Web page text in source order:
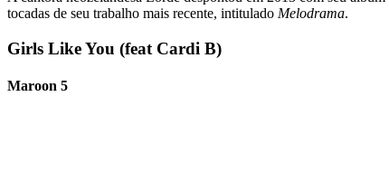
tocadas de seu trabalho mais recente, intitulado Melodrama.
Girls Like You (feat Cardi B)
Maroon 5